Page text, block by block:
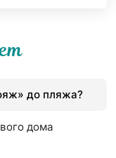
до пляжа?
дома